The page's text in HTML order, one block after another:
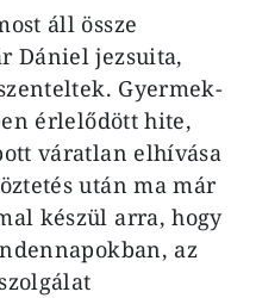
áll össze
Dániel jezsuita,
Gyermek-
érlelődött hite,
váratlan elhívása
után ma már
készül arra, hogy
az